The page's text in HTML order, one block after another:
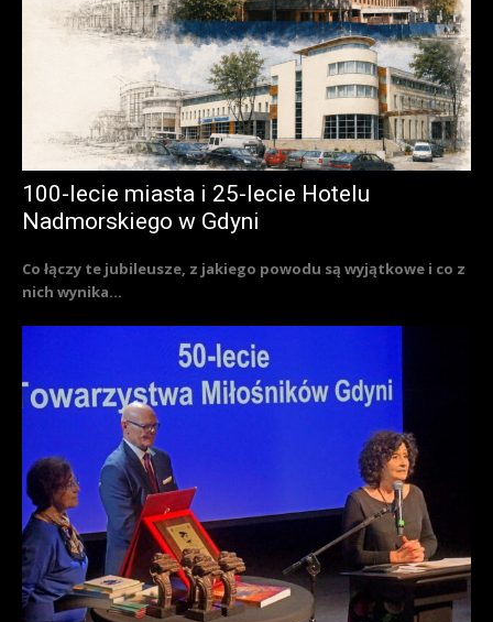
100-lecie miasta i 25-lecie Hotelu
Nadmorskiego w Gdyni
Co łączy te jubileusze, z jakiego powodu są wyjątkowe i co z
nich wynika...